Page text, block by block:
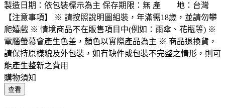
製造日期：依包裝標示為主 保存期限：無 產 地：台灣
【注意事項】 ※ 請按照說明圖組裝，年滿需18歲，並請勿攀
爬嬉戲 ※ 情境商品不在販售項目中(例如：雨傘、花瓶等) ※
電腦螢幕會產生色差，顏色以實際產品為主 ※ 商品退換貨，
請保持原樣貌及外包裝，如有缺件或包裝不完整之情形，則可
能產生整新之費用
購物須知
查看